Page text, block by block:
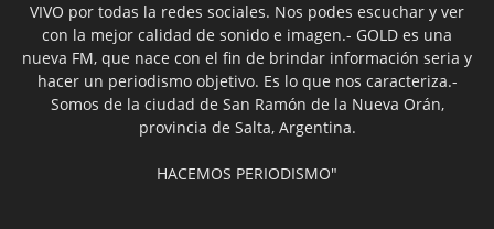
VIVO por todas la redes sociales. Nos podes escuchar y ver
con la mejor calidad de sonido e imagen.- GOLD es una
nueva FM, que nace con el fin de brindar información seria y
hacer un periodismo objetivo. Es lo que nos caracteriza.-
Somos de la ciudad de San Ramón de la Nueva Orán,
provincia de Salta, Argentina.
HACEMOS PERIODISMO"